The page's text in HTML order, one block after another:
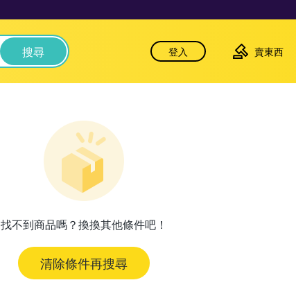
搜尋 登入 賣東西
找不到商品嗎？換換其他條件吧！
清除條件再搜尋